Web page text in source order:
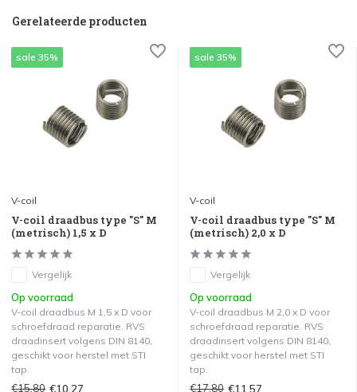
Gerelateerde producten
sale 35%
V-coil
V-coil draadbus type "S" M
(metrisch) 1,5 x D
Vergelijk
Op voorraad
V-coil draadbus M 1,5 x D voor
schroefdraad reparatie. RVS
draadinsert volgens DIN 8140,
geschikt voor herstel met STI
tap.
€15,80 €10,27
sale 35%
V-coil
V-coil draadbus type "S" M
(metrisch) 2,0 x D
Vergelijk
Op voorraad
V-coil draadbus M 2,0 x D voor
schroefdraad reparatie. RVS
draadinsert volgens DIN 8140,
geschikt voor herstel met STI
tap.
€17,80 €11,57